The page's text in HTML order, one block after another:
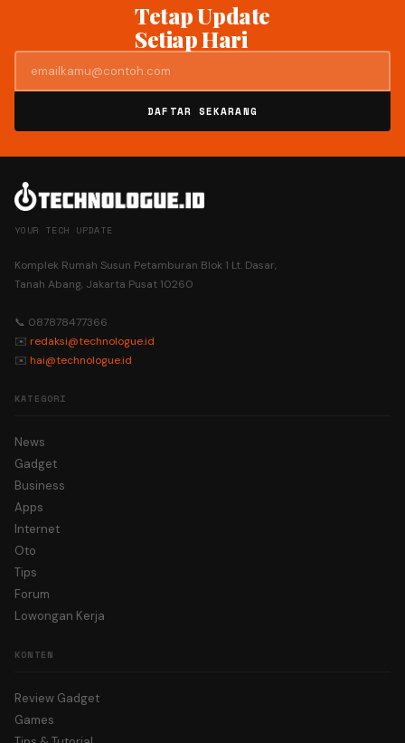
Tetap Update
Setiap Hari
DAFTAR SEKARANG
YOUR TECH UPDATE
Komplek Rumah Susun Petamburan Blok 1 Lt. Dasar,
Tanah Abang, Jakarta Pusat 10260
📞 087878477366
✉️ redaksi@technologue.id
✉️ hai@technologue.id
KATEGORI
News
Gadget
Business
Apps
Internet
Oto
Tips
Forum
Lowongan Kerja
KONTEN
Review Gadget
Games